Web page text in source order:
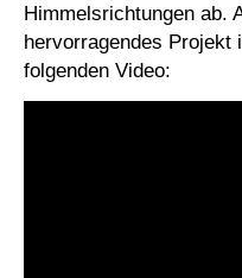
Himmelsrichtungen ab.
hervorragendes Projekt
folgenden Video: